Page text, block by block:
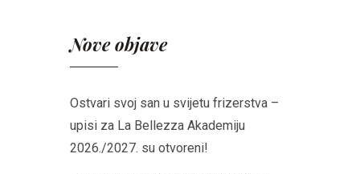
Nove objave
Ostvari svoj san u svijetu frizerstva –
upisi za La Bellezza Akademiju
2026./2027. su otvoreni!